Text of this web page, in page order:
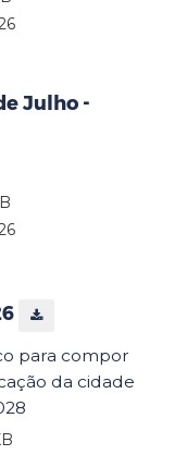
Julho -
para compor
da cidade